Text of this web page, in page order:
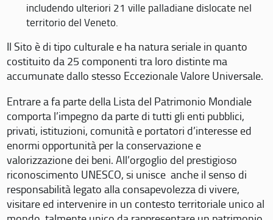
includendo ulteriori 21 ville palladiane dislocate nel
territorio del Veneto.
Il Sito è di tipo culturale e ha natura seriale in quanto
costituito da 25 componenti tra loro distinte ma
accumunate dallo stesso Eccezionale Valore Universale.
Entrare a fa parte della Lista del Patrimonio Mondiale
comporta l’impegno da parte di tutti gli enti pubblici,
privati, istituzioni, comunità e portatori d’interesse ed
enormi opportunità per la conservazione e
valorizzazione dei beni. All’orgoglio del prestigioso
riconoscimento UNESCO, si unisce anche il senso di
responsabilità legato alla consapevolezza di vivere,
visitare ed intervenire in un contesto territoriale unico al